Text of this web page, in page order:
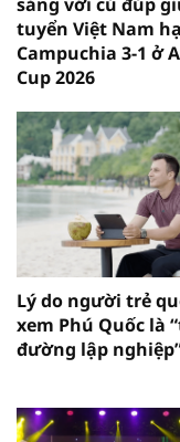
tuyển Việt Nam hạ
Campuchia 3-1 ở
Cup 2026
Lý do người trẻ
xem Phú Quốc là
đường lập